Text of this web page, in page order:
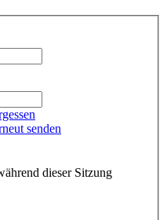
senden
dieser Sitzung